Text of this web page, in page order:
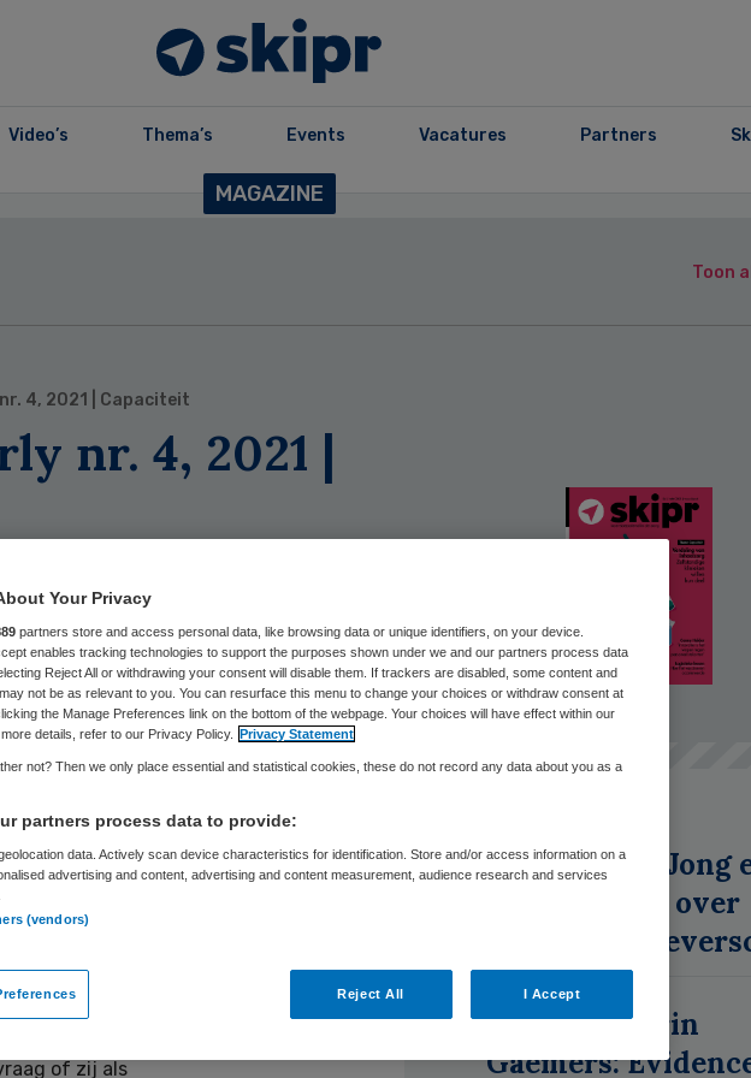
Video’s Thema’s Events Vacatures Partners
MAGAZINE
Toon
4, 2021 | Capaciteit
nr. 4, 2021 |
moeten zorg aanbieden, maar ook gids zijn in
willen meer inhaalzorg leveren | De
tot logistiek expert Jan Fransoo gehoor kreeg |
naar de Wet BIG kijken'
eerste corona-
boegbeeld
of zij als
Duo | Kaz de Jong
Stella Salden over
vitaal
Column | Carin
Gaemers:
Your Privacy
partners store and access personal data, like browsing data or unique identifiers, on your device.
enables tracking technologies to support the purposes shown under we and our partners process data
Reject All or withdrawing your consent will disable them. If trackers are disabled, some content and
not be as relevant to you. You can resurface this menu to change your choices or withdraw consent at
the Manage Preferences link on the bottom of the webpage. Your choices will have effect within our
details, refer to our Privacy Policy. Privacy Statement
not? Then we only place essential and statistical cookies, these do not record any data about you as a
partners process data to provide:
data. Actively scan device characteristics for identification. Store and/or access information on a
advertising and content, advertising and content measurement, audience research and services
(vendors)
Reject All I Accept